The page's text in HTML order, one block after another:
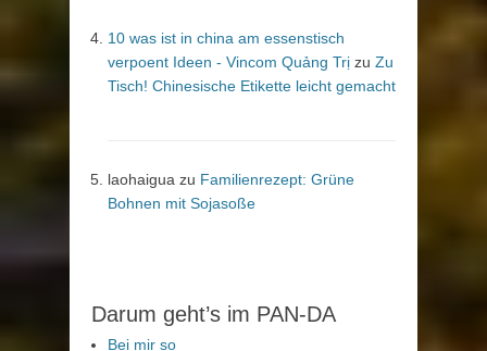
10 was ist in china am essenstisch
verpoent Ideen - Vincom Quảng Trị zu Zu
Tisch! Chinesische Etikette leicht gemacht
laohaigua zu Familienrezept: Grüne
Bohnen mit Sojasoße
Darum geht’s im PAN-DA
Bei mir so